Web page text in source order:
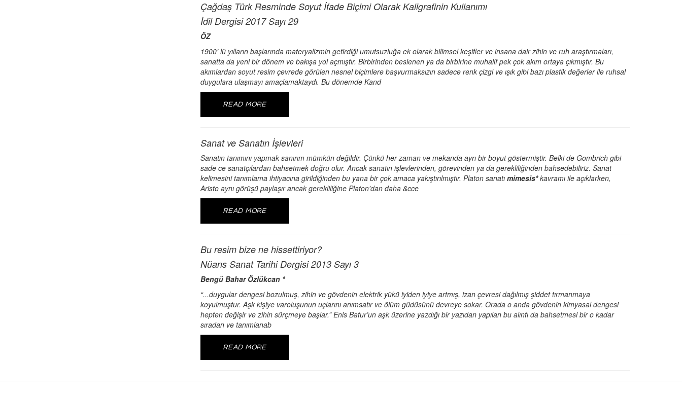
Çağdaş Türk Resminde Soyut İfade Biçimi Olarak Kaligrafinin Kullanımı
İdil Dergisi 2017 Sayı 29
ÖZ
1900’ lü yılların başlarında materyalizmin getirdiği umutsuzluğa ek olarak bilimsel keşifler ve insana dair zihin ve ruh araştırmaları,
sanatta da yeni bir dönem ve bakışa yol açmıştır. Birbirinden beslenen ya da birbirine muhalif pek çok akım ortaya çıkmıştır. Bu
akımlardan soyut resim çevrede görülen nesnel biçimlere başvurmaksızın sadece renk çizgi ve ışık gibi bazı plastik değerler ile ruhsal
duygulara ulaşmayı amaçlamaktaydı. Bu dönemde Kand
READ MORE
Sanat ve Sanatın İşlevleri
Sanatın tanımını yapmak sanırım mümkün değildir. Çünkü her zaman ve mekanda ayrı bir boyut göstermiştir. Belki de Gombrich gibi
sade ce sanatçılardan bahsetmek doğru olur. Ancak sanatın işlevlerinden, görevinden ya da gerekliliğinden bahsedebiliriz. Sanat
kelimesini tanımlama ihtiyacına girildiğinden bu yana bir çok amaca yakıştırılmıştır. Platon sanatımimesis*kavramı ile açıklarken,
Aristo aynı görüşü paylaşır ancak gerekliliğine Platon'dan daha &cce
READ MORE
Bu resim bize ne hissettiriyor?
Nüans Sanat Tarihi Dergisi 2013 Sayı 3
Bengü Bahar Özlükcan *
“...duygular dengesi bozulmuş, zihin ve gövdenin elektrik yükü iyiden iyiye artmış, izan çevresi dağılmış şiddet tırmanmaya
koyulmuştur. Aşk kişiye varoluşunun uçlarını anımsatır ve ölüm güdüsünü devreye sokar. Orada o anda gövdenin kimyasal dengesi
hepten değişir ve zihin sürçmeye başlar.” Enis Batur’un aşk üzerine yazdığı bir yazıdan yapılan bu alıntı da bahsetmesi bir o kadar
sıradan ve tanımlanab
READ MORE